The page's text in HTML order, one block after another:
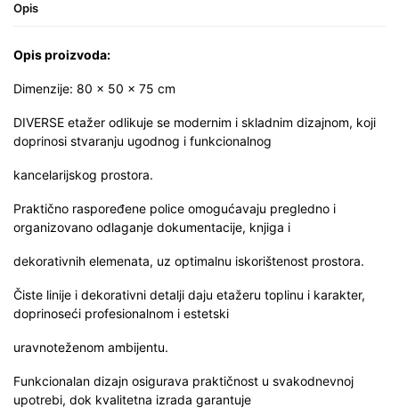
Opis
Opis proizvoda:
Dimenzije: 80 × 50 × 75 cm
DIVERSE etažer odlikuje se modernim i skladnim dizajnom, koji
doprinosi stvaranju ugodnog i funkcionalnog
kancelarijskog prostora.
Praktično raspoređene police omogućavaju pregledno i
organizovano odlaganje dokumentacije, knjiga i
dekorativnih elemenata, uz optimalnu iskorištenost prostora.
Čiste linije i dekorativni detalji daju etažeru toplinu i karakter,
doprinoseći profesionalnom i estetski
uravnoteženom ambijentu.
Funkcionalan dizajn osigurava praktičnost u svakodnevnoj
upotrebi, dok kvalitetna izrada garantuje